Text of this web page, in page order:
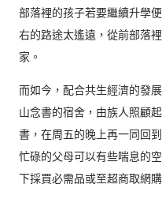
部落裡的孩子若要繼續升學
右的路途太遙遠，從前部落
家。
而如今，配合共生經濟的發
山念書的宿舍，由族人照顧
書，在周五的晚上再一同回
忙碌的父母可以有些喘息的
下採買必需品或至超商取網購